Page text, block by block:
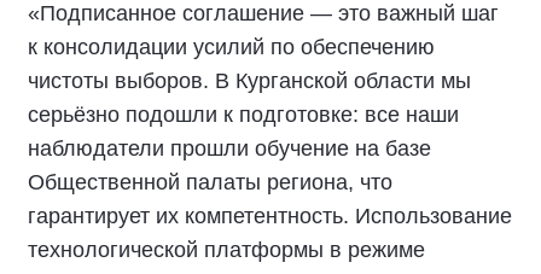
«Подписанное соглашение — это важный шаг
к консолидации усилий по обеспечению
чистоты выборов. В Курганской области мы
серьёзно подошли к подготовке: все наши
наблюдатели прошли обучение на базе
Общественной палаты региона, что
гарантирует их компетентность. Использование
технологической платформы в режиме